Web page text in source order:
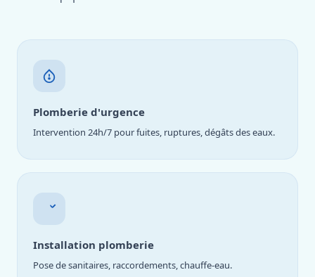
Plomberie d'urgence
Intervention 24h/7 pour fuites, ruptures, dégâts des eaux.
Installation plomberie
Pose de sanitaires, raccordements, chauffe-eau.